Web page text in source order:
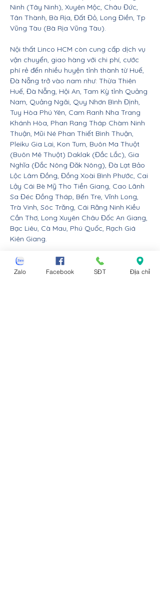
Ninh (Tây Ninh), Xuyên Mộc, Châu Đức,
Tân Thành, Bà Rịa, Đất Đỏ, Long Điền, Tp
Vũng Tàu (Bà Rịa Vũng Tàu).
Nội thất Linco HCM còn cung cấp dịch vụ
vận chuyển, giao hàng với chi phí, cước
phí rẻ đến nhiều huyện tỉnh thành từ Huế,
Đà Nẵng trở vào nam như: Thừa Thiên
Huế, Đà Nẵng, Hội An, Tam Kỳ tỉnh Quảng
Nam, Quảng Ngãi, Quy Nhơn Bình Định,
Tuy Hòa Phú Yên, Cam Ranh Nha Trang
Khánh Hòa, Phan Rang Tháp Chàm Ninh
Thuận, Mũi Né Phan Thiết Bình Thuận,
Pleiku Gia Lai, Kon Tum, Buôn Ma Thuột
(Buôn Mê Thuột) Daklak (Đắc Lắc), Gia
Nghĩa (Đắc Nông Đăk Nông), Đà Lạt Bảo
Lộc Lâm Đồng, Đồng Xoài Bình Phước, Cai
Lậy Cái Bè Mỹ Tho Tiền Giang, Cao Lãnh
Sa Đéc Đồng Tháp, Bến Tre, Vĩnh Long,
Trà Vinh, Sóc Trăng, Cái Răng Ninh Kiều
Cần Thơ, Long Xuyên Châu Đốc An Giang,
Bạc Liêu, Cà Mau, Phú Quốc, Rạch Giá
Kiên Giang.
Nội thất Linco giao hàng cho các huyện,
thị xã tx, tp thành phố tỉnh thành từ Đà
Zalo Facebook SĐT Địa chỉ